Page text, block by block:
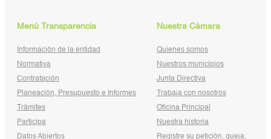
Menú Transparencia
Información de la entidad
Normativa
Contratación
Planeación, Presupuesto e Informes
Trámites
Participa
Datos Abiertos
Nuestra Cámara
Quienes somos
Nuestros municipios
Junta Directiva
Trabaja con nosotros
Oficina Principal
Nuestra historia
Registre su petición, queja,